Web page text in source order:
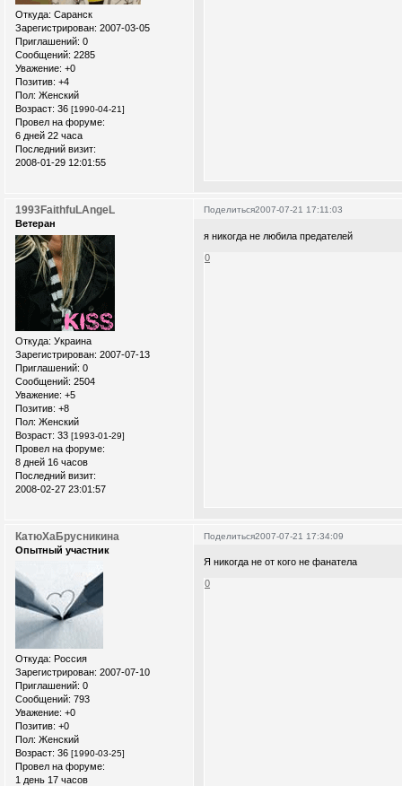
Откуда: Саранск
Зарегистрирован: 2007-03-05
Приглашений: 0
Сообщений: 2285
Уважение: +0
Позитив: +4
Пол: Женский
Возраст: 36 [1990-04-21]
Провел на форуме:
6 дней 22 часа
Последний визит:
2008-01-29 12:01:55
Поделиться2007-07-21 17:11:03
1993FaithfuLAngeL
Ветеран
Откуда: Украина
Зарегистрирован: 2007-07-13
Приглашений: 0
Сообщений: 2504
Уважение: +5
Позитив: +8
Пол: Женский
Возраст: 33 [1993-01-29]
Провел на форуме:
8 дней 16 часов
Последний визит:
2008-02-27 23:01:57
я никогда не любила предателей
0
Поделиться2007-07-21 17:34:09
КатюХаБрусникина
Опытный участник
Откуда: Россия
Зарегистрирован: 2007-07-10
Приглашений: 0
Сообщений: 793
Уважение: +0
Позитив: +0
Пол: Женский
Возраст: 36 [1990-03-25]
Провел на форуме:
1 день 17 часов
Я никогда не от кого не фанатела
0